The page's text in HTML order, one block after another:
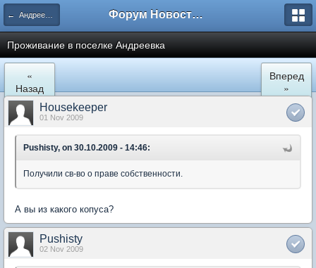
← Андреевка Форум Новостройки
Проживание в поселке Андреевка
«
Назад
Вперед
»
Housekeeper
01 Nov 2009
Pushisty, on 30.10.2009 - 14:46:
Получили св-во о праве собственности.
А вы из какого копуса?
Pushisty
02 Nov 2009